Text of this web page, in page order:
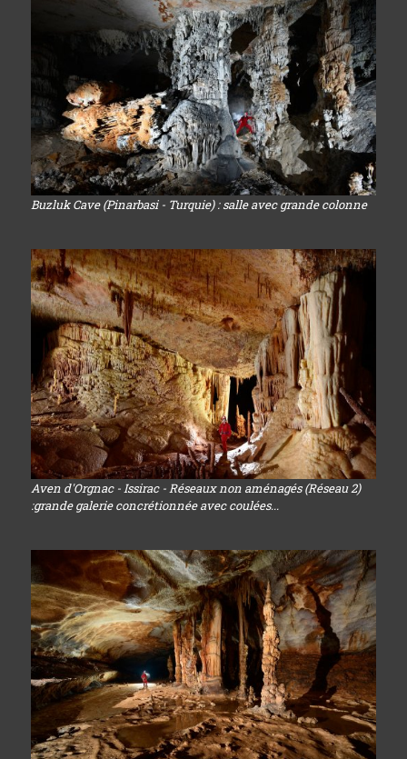
Buzluk Cave (Pinarbasi - Turquie) : salle avec grande colonne
Aven d'Orgnac - Issirac - Réseaux non aménagés (Réseau 2)
:grande galerie concrétionnée avec coulées...